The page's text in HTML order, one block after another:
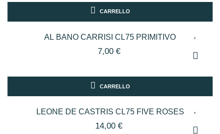
CARRELLO
AL BANO CARRISI CL75 PRIMITIVO
7,00 €
CARRELLO
LEONE DE CASTRIS CL75 FIVE ROSES
14,00 €